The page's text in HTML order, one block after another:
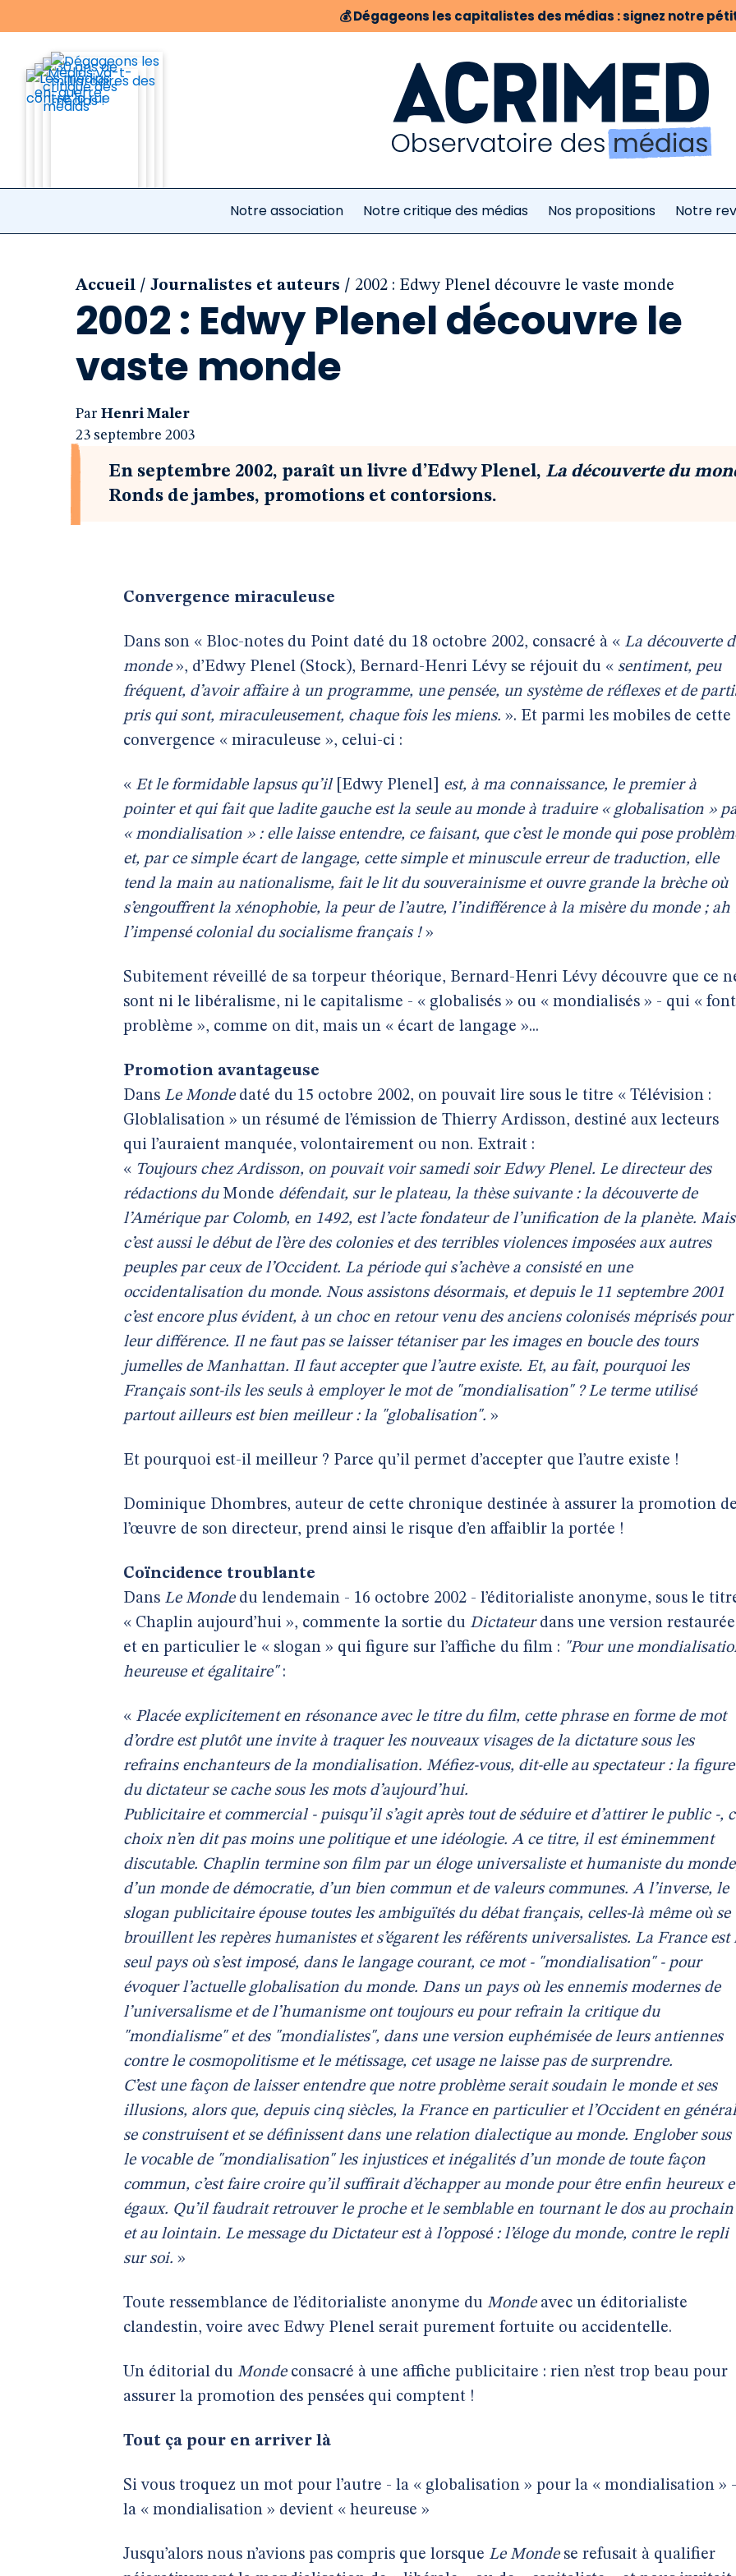
💰Dégageons les capitalistes des médias : signez notre
Notre association Notre critique des médias Nos propositions Notre
Accueil / Journalistes et auteurs / 2002 : Edwy Plenel découvre le vaste monde
2002 : Edwy Plenel découvre le
vaste monde
Par Henri Maler
23 septembre 2003
En septembre 2002, paraît un livre d’Edwy Plenel, La découverte du
Ronds de jambes, promotions et contorsions.
Convergence miraculeuse
Dans son « Bloc-notes du Point daté du 18 octobre 2002, consacré à « La découverte
monde», d’Edwy Plenel (Stock), Bernard-Henri Lévy se réjouit du « sentiment, peu
fréquent, d’avoir affaire à un programme, une pensée, un système de réflexes et de
pris qui sont, miraculeusement, chaque fois les miens. ». Et parmi les mobiles de cette
convergence « miraculeuse », celui-ci :
« Et le formidable lapsus qu’il[Edwy Plenel] est, à ma connaissance, le premier à
pointer et qui fait que ladite gauche est la seule au monde à traduire « globalisation »
« mondialisation » : elle laisse entendre, ce faisant, que c’est le monde qui pose
et, par ce simple écart de langage, cette simple et minuscule erreur de traduction, elle
tend la main au nationalisme, fait le lit du souverainisme et ouvre grande la brèche où
s’engouffrent la xénophobie, la peur de l’autre, l’indifférence à la misère du monde ; ah
l’impensé colonial du socialisme français !»
Subitement réveillé de sa torpeur théorique, Bernard-Henri Lévy découvre que ce
sont ni le libéralisme, ni le capitalisme - « globalisés » ou « mondialisés » - qui « font
problème », comme on dit, mais un « écart de langage »...
Promotion avantageuse
Dans Le Mondedaté du 15 octobre 2002, on pouvait lire sous le titre « Télévision :
Globlalisation » un résumé de l’émission de Thierry Ardisson, destiné aux lecteurs
qui l’auraient manquée, volontairement ou non. Extrait :
« Toujours chez Ardisson, on pouvait voir samedi soir Edwy Plenel. Le directeur des
rédactions duMonde défendait, sur le plateau, la thèse suivante : la découverte de
l’Amérique par Colomb, en 1492, est l’acte fondateur de l’unification de la planète. Mais
c’est aussi le début de l’ère des colonies et des terribles violences imposées aux autres
peuples par ceux de l’Occident. La période qui s’achève a consisté en une
occidentalisation du monde. Nous assistons désormais, et depuis le 11 septembre 2001
c’est encore plus évident, à un choc en retour venu des anciens colonisés méprisés pour
leur différence. Il ne faut pas se laisser tétaniser par les images en boucle des tours
jumelles de Manhattan. Il faut accepter que l’autre existe. Et, au fait, pourquoi les
Français sont-ils les seuls à employer le mot de "mondialisation" ? Le terme utilisé
partout ailleurs est bien meilleur : la "globalisation". »
Et pourquoi est-il meilleur ? Parce qu’il permet d’accepter que l’autre existe !
Dominique Dhombres, auteur de cette chronique destinée à assurer la promotion de
l’œuvre de son directeur, prend ainsi le risque d’en affaiblir la portée !
Coïncidence troublante
Dans Le Mondedu lendemain - 16 octobre 2002 - l’éditorialiste anonyme, sous le
« Chaplin aujourd’hui », commente la sortie du Dictateurdans une version
et en particulier le « slogan » qui figure sur l’affiche du film : "Pour une
heureuse et égalitaire":
« Placée explicitement en résonance avec le titre du film, cette phrase en forme de mot
d’ordre est plutôt une invite à traquer les nouveaux visages de la dictature sous les
refrains enchanteurs de la mondialisation. Méfiez-vous, dit-elle au spectateur : la figure
du dictateur se cache sous les mots d’aujourd’hui.
Publicitaire et commercial - puisqu’il s’agit après tout de séduire et d’attirer le public -,
choix n’en dit pas moins une politique et une idéologie. A ce titre, il est éminemment
discutable. Chaplin termine son film par un éloge universaliste et humaniste du
d’un monde de démocratie, d’un bien commun et de valeurs communes. A l’inverse, le
slogan publicitaire épouse toutes les ambiguïtés du débat français, celles-là même où se
brouillent les repères humanistes et s’égarent les référents universalistes. La France est
seul pays où s’est imposé, dans le langage courant, ce mot - "mondialisation" - pour
évoquer l’actuelle globalisation du monde. Dans un pays où les ennemis modernes de
l’universalisme et de l’humanisme ont toujours eu pour refrain la critique du
"mondialisme" et des "mondialistes", dans une version euphémisée de leurs antiennes
contre le cosmopolitisme et le métissage, cet usage ne laisse pas de surprendre.
C’est une façon de laisser entendre que notre problème serait soudain le monde et ses
illusions, alors que, depuis cinq siècles, la France en particulier et l’Occident en général
se construisent et se définissent dans une relation dialectique au monde. Englober sous
le vocable de "mondialisation" les injustices et inégalités d’un monde de toute façon
commun, c’est faire croire qu’il suffirait d’échapper au monde pour être enfin heureux
égaux. Qu’il faudrait retrouver le proche et le semblable en tournant le dos au prochain
et au lointain. Le message du Dictateur est à l’opposé : l’éloge du monde, contre le repli
sur soi. »
Toute ressemblance de l’éditorialiste anonyme du Mondeavec un éditorialiste
clandestin, voire avec Edwy Plenel serait purement fortuite ou accidentelle.
Un éditorial du Mondeconsacré à une affiche publicitaire : rien n’est trop beau pour
assurer la promotion des pensées qui comptent !
Tout ça pour en arriver là
Si vous troquez un mot pour l’autre - la « globalisation » pour la « mondialisation » -
la « mondialisation » devient « heureuse »
Jusqu’alors nous n’avions pas compris que lorsque Le Mondese refusait à qualifier